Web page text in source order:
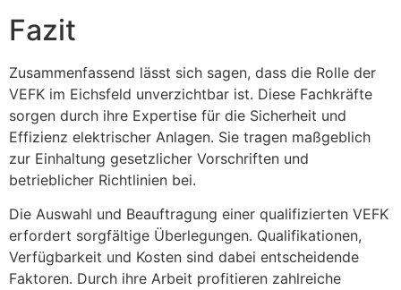
Fazit
Zusammenfassend lässt sich sagen, dass die Rolle der
VEFK im Eichsfeld unverzichtbar ist. Diese Fachkräfte
sorgen durch ihre Expertise für die Sicherheit und
Effizienz elektrischer Anlagen. Sie tragen maßgeblich
zur Einhaltung gesetzlicher Vorschriften und
betrieblicher Richtlinien bei.
Die Auswahl und Beauftragung einer qualifizierten VEFK
erfordert sorgfältige Überlegungen. Qualifikationen,
Verfügbarkeit und Kosten sind dabei entscheidende
Faktoren. Durch ihre Arbeit profitieren zahlreiche